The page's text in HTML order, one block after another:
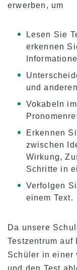
erwerben, um
Lesen Sie
erkennen
und
Vokabeln
Erkennen
zwischen
Wirkung,
Schritte in
Verfolgen
einem Text.
Da unsere
Testzentrum
Schüler in einer
und den Test